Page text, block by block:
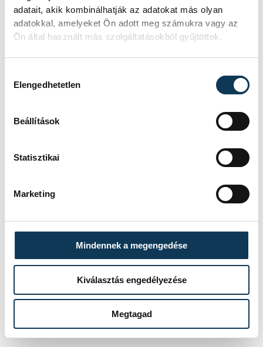
adatait, akik kombinálhatják az adatokat más olyan
adatokkal, amelyeket Ön adott meg számukra vagy az
Ön által használt más szolgáltatásokból gyűjtöttek.
Elengedhetetlen
Beállítások
Statisztikai
Marketing
Mindennek a megengedése
Kiválasztás engedélyezése
Megtagad
ha az érvényes és eredményes lesz – vagyis
elegen elmennek szavazni, és az igenek
kerülnek többségbe –, az Országgyűlésnek
népszavazás tehát nem pusztán
véleménynyilvánítás: ha sikeres, kötelező
erejű döntést jelent a parlament számára.
SZERZŐ
vehir.hu